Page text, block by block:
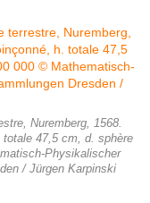
Nuremberg, 1568.
47,5 cm, d. sphère
Physikalischer
/ Jürgen Karpinski